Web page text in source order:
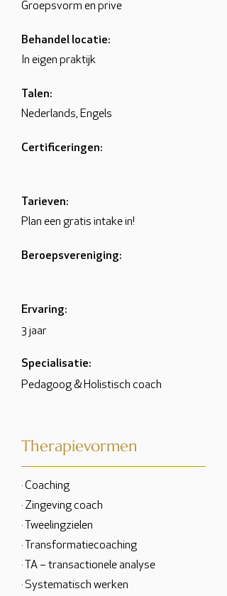
Groepsvorm en prive
Behandel locatie:
In eigen praktijk
Talen:
Nederlands, Engels
Certificeringen:
Tarieven:
Plan een gratis intake in!
Beroepsvereniging:
Ervaring:
3 jaar
Specialisatie:
Pedagoog & Holistisch coach
Therapievormen
· Coaching
· Zingeving coach
· Tweelingzielen
· Transformatiecoaching
· TA – transactionele analyse
· Systematisch werken